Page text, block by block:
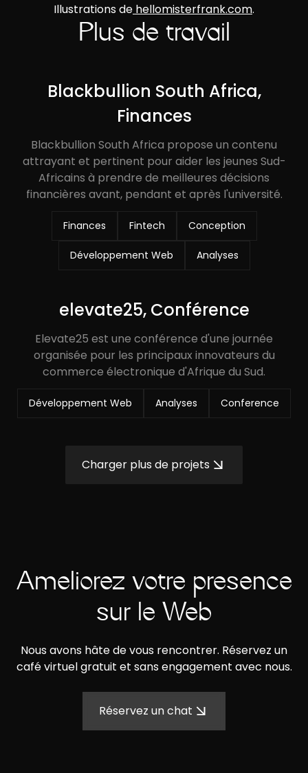
Illustrations de hellomisterfrank.com.
Plus de travail
Blackbullion South Africa,
Finances
Blackbullion South Africa propose un contenu
attrayant et pertinent pour aider les jeunes Sud-
Africains à prendre de meilleures décisions
financières avant, pendant et après l'université.
Finances Fintech Conception
Développement Web Analyses
elevate25, Conférence
Elevate25 est une conférence d'une journée
organisée pour les principaux innovateurs du
commerce électronique d'Afrique du Sud.
Développement Web Analyses Conference
Charger plus de projets
Améliorez votre présence
sur le Web
Nous avons hâte de vous rencontrer. Réservez un
café virtuel gratuit et sans engagement avec nous.
Réservez un chat